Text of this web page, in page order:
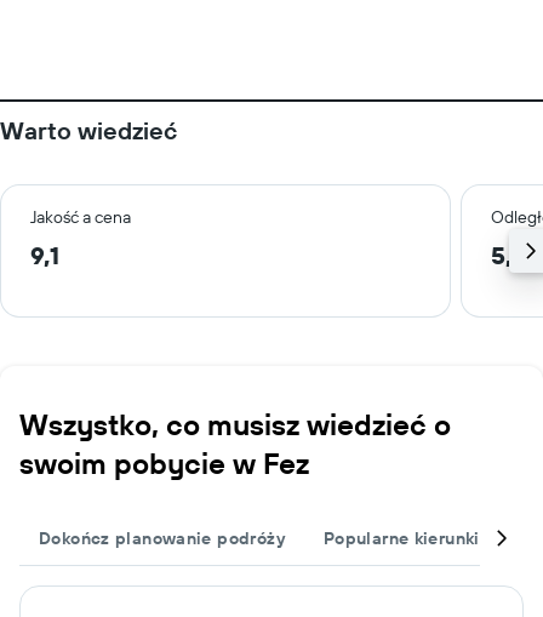
Warto wiedzieć
Jakość a cena
9,1 5,4
Wszystko, co musisz wiedzieć o
swoim pobycie w Fez
Dokończ planowanie podróży Popularne kierunki